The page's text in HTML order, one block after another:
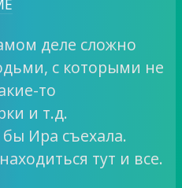
деле сложно
с которыми не
то
и т.д.
Ира съехала.
тут и все.